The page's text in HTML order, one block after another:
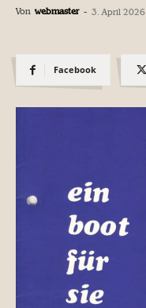
Von webmaster - 3. April 2026
Facebook